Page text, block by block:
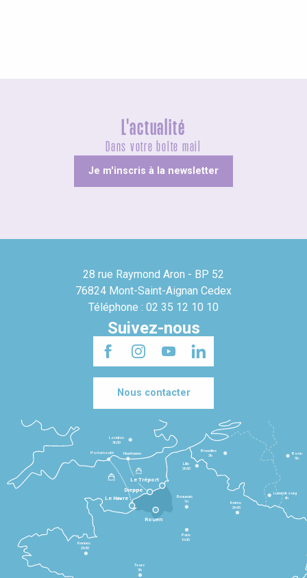
L'actualité
Dans votre boîte mail
Je m'inscris à la newsletter
28 rue Raymond Aron - BP 52
76824 Mont-Saint-Aignan Cedex
Téléphone : 02 35 12 10 10
Suivez-nous
Nous contacter
Le Havre
Dieppe
Le Tréport
Rennes
2h30
Tours
3h
Paris
1h30
Beauvais
1h
Reims
2h45
Lille
2h30
Bruxelles
3h
Londres
3h30
Newhaven
Portsmouth
Bonn
5h
Luxembourg
4h
Rouen